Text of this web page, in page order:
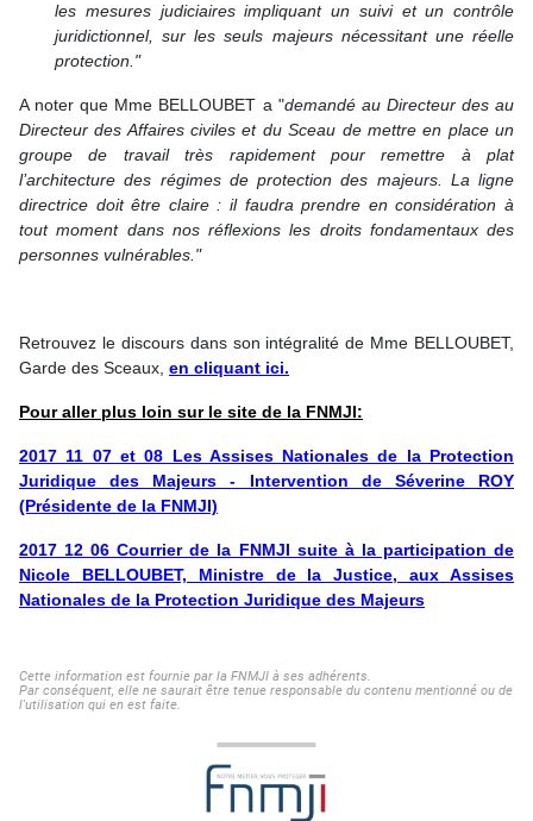
les mesures judiciaires impliquant un suivi et un contrôle
juridictionnel, sur les seuls majeurs nécessitant une réelle
protection."
A noter que Mme BELLOUBET a "demandé au Directeur des au
Directeur des Affaires civiles et du Sceau de mettre en place un
groupe de travail très rapidement pour remettre à plat
l’architecture des régimes de protection des majeurs. La ligne
directrice doit être claire : il faudra prendre en considération à
tout moment dans nos réflexions les droits fondamentaux des
personnes vulnérables."
Retrouvez le discours dans son intégralité de Mme BELLOUBET,
Garde des Sceaux, en cliquant ici.
Pour aller plus loin sur le site de la FNMJI:
2017 11 07 et 08 Les Assises Nationales de la Protection
Juridique des Majeurs - Intervention de Séverine ROY
(Présidente de la FNMJI)
2017 12 06 Courrier de la FNMJI suite à la participation de
Nicole BELLOUBET, Ministre de la Justice, aux Assises
Nationales de la Protection Juridique des Majeurs
Cette information est fournie par la FNMJI à ses adhérents.
Par conséquent, elle ne saurait être tenue responsable du contenu mentionné ou de
l'utilisation qui en est faite.